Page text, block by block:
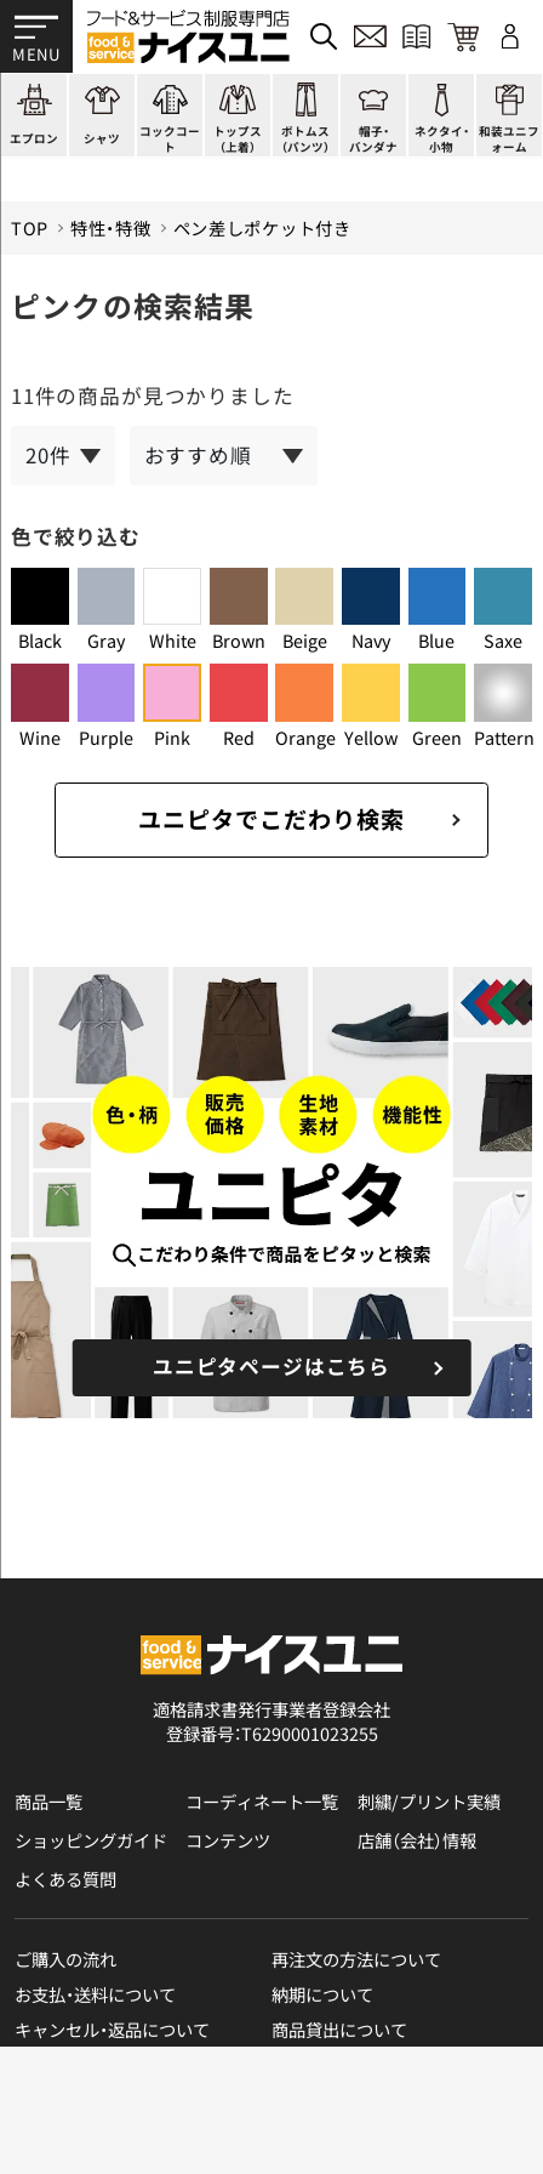
エプロン
かぶり型
スモック風
厨房用
ラップエプロン
シャツ
ピンタック
Tシャツ
ポロシャツ
和風シャツ(Asian)コックコー
ト
ショップコート
スタンダード
ファッション
キッズ
トップス
（上着）
法被(はっぴ)
調理白衣
カットソー
ジャンバー
ボトムス
（パンツ）
イージーパンツ
ワンピース
厨房シューズ
フロアシューズ
帽子・
バンダナ
洋帽子
コック帽
衛生帽子
ヘアネット
ネクタイ・
小物
ネクタイ
蝶ネクタイ
リボン・スカーフ
クロスタイ
和装ユニフ
ォーム
帯
草履、足袋など
着付小物
きもの
TOP 特性・特徴 ペン差しポケット付き
ピンクの検索結果
11件の商品が見つかりました
色で絞り込む
Black Gray White Brown Beige Navy Blue Saxe
Wine Purple Pink Red Orange Yellow Green Pattern
ユニピタでこだわり検索
ユニピタページはこちら
適格請求書発行事業者登録会社
登録番号：T6290001023255
商品一覧 コーディネート一覧
刺繍/プリント実績
ショッピングガイド
コンテンツ
店舗（会社）情報
よくある質問
ご購入の流れ
再注文の方法について
お支払・送料について
納期について
キャンセル・返品について
商品貸出について